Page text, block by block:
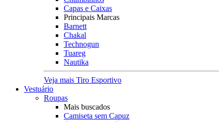
Capas e Caixas
Principais Marcas
Barnett
Chakal
Technogun
Tuareg
Nautika
Veja mais Tiro Esportivo
Vestuário
Roupas
Mais buscados
Camiseta sem Capuz